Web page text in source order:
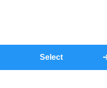
Select